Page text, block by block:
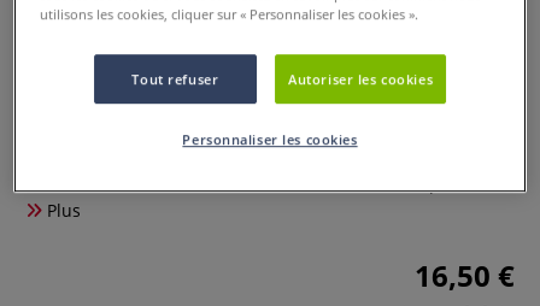
Set de couleurs acryliques mates
Abstract Primary Sennelier
0 Commentaires
Plus
16,50 €
utilisons les cookies, cliquer sur « Personnaliser les cookies ».
Tout refuser Autoriser les cookies
Personnaliser les cookies